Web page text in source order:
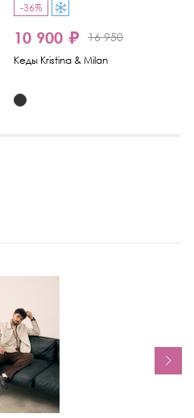
-36%
10 900 ₽ 16 950
Кеды Kristina & Milan